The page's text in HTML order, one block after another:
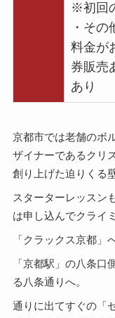
※初回
・その
料金が
券販売
あり
京都市では老舗のボ
ザイナーであるクリ
創り上げた迫りくる
スターターレッスン
は申し込んでクライ
「クラックス京都」
「京都駅」の八条口
る八条通りへ。
通りに出てすぐの「